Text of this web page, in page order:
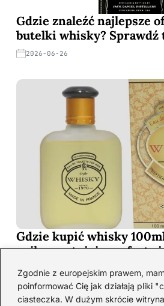
Zgodnie z europejskim prawem,
poinformować Cię jak działają pliki
ciasteczka. W dużym skrócie
Gdzie znaleźć najlepsze
butelki whisky? Sprawdź
2026-06-26
Gdzie kupić whisky
najkorzystniejsze oferty
2026-06-26